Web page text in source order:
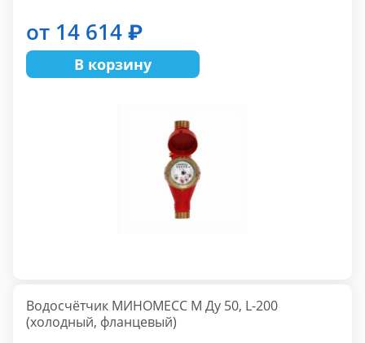
от 14 614 ₽
В корзину
Водосчётчик МИНОМЕСС М Ду 50, L-200
(холодный, фланцевый)